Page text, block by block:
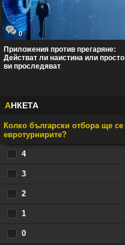
0
Приложения против прегаряне:
Действат ли наистина или просто
ви проследяват
АНКЕТА
Колко български отбора ще се
евротурнирите?
4
3
2
1
0